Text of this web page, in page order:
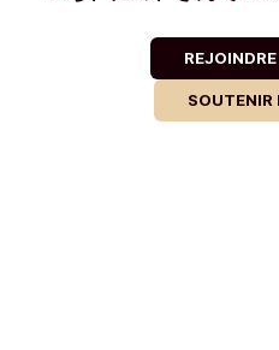
SOUTENIR